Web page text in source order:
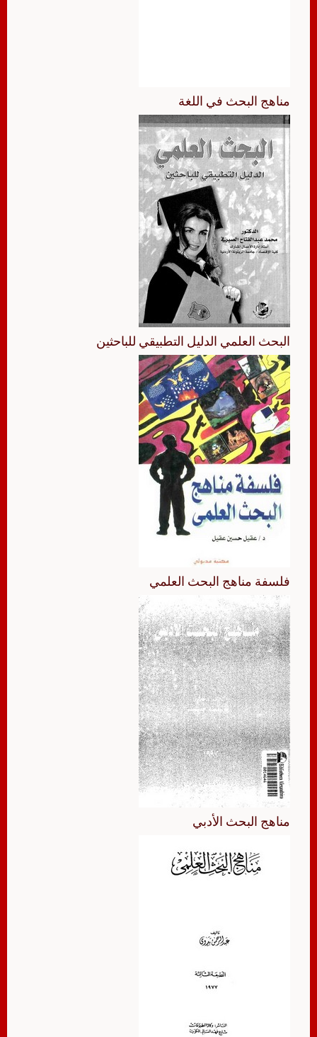
مناهج البحث في اللغة
البحث العلمي الدليل التطبيقي للباحثين
فلسفة مناهج البحث العلمي
مناهج البحث الأدبي